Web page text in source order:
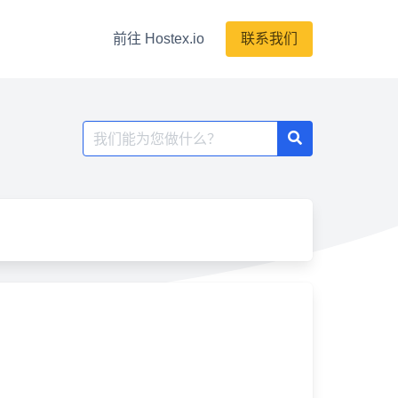
前往 Hostex.io 联系我们
搜
索：